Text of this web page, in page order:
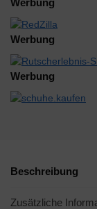
Werbung
Werbung
Werbung
Beschreibung
Zusätzliche